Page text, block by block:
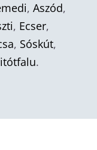
,Aszód,
, Ecser,
, Sóskút,
.